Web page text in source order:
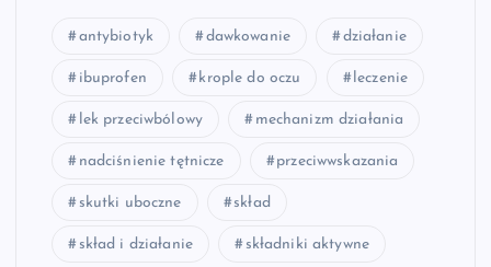
antybiotyk dawkowanie działanie
ibuprofen krople do oczu leczenie
lek przeciwbólowy mechanizm działania
nadciśnienie tętnicze przeciwwskazania
skutki uboczne skład
skład i działanie składniki aktywne